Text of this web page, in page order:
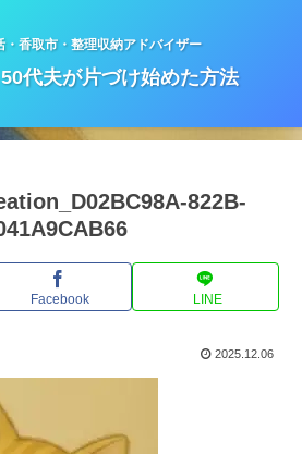
・香取市・整理収納アドバイザー
代夫が片づけ始めた方法
822B-
Facebook LINE
2025.12.06